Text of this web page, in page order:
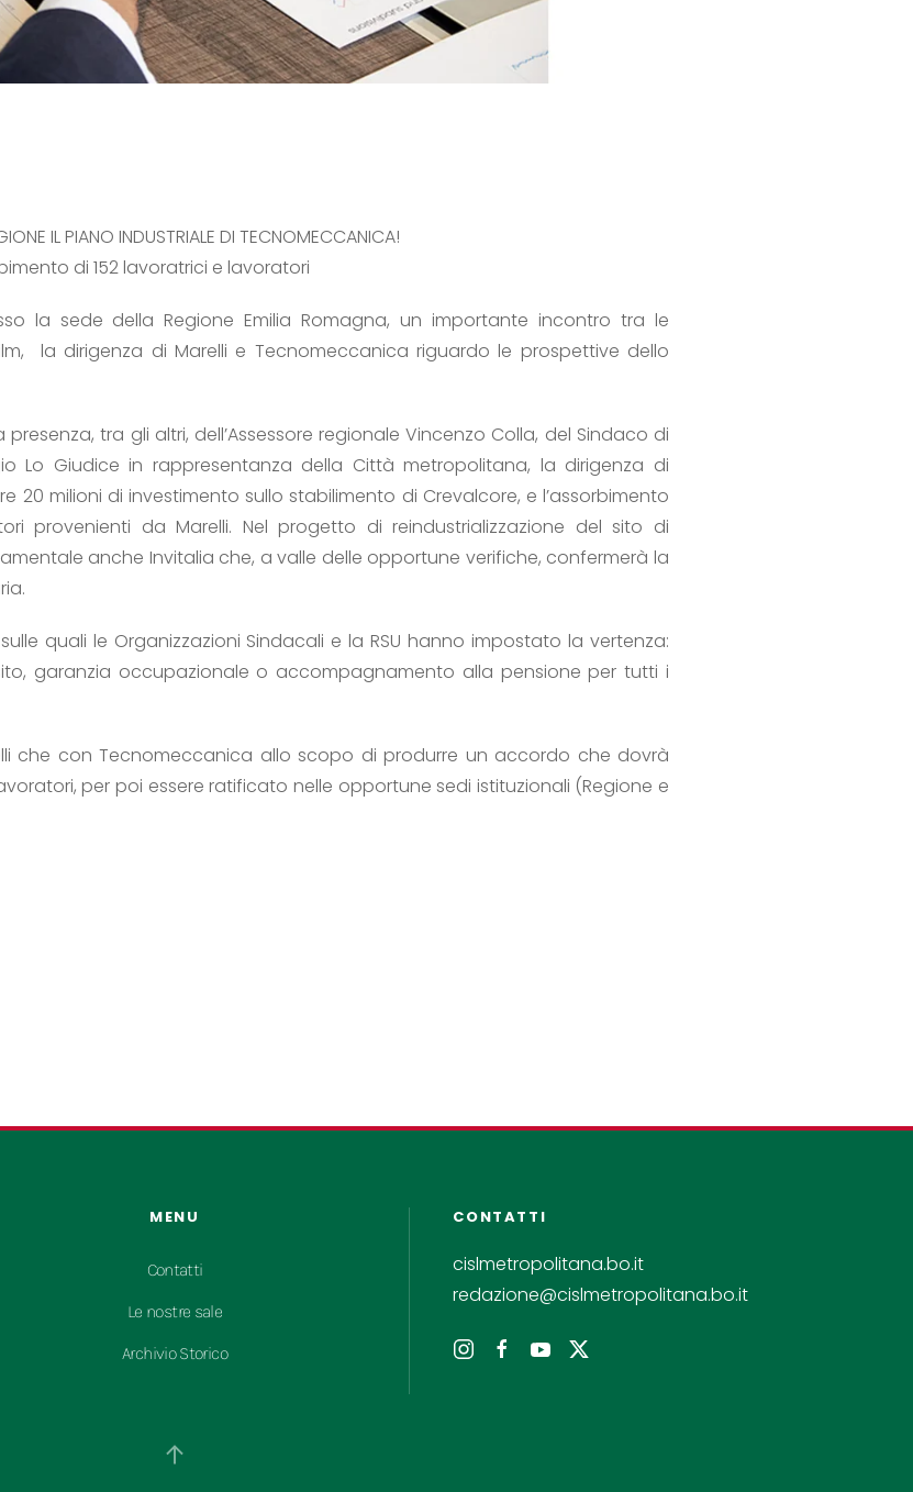
IL PIANO INDUSTRIALE DI TECNOMECCANICA!
di 152 lavoratrici e lavoratori
la sede della Regione Emilia Romagna, un importante incontro tra le
la dirigenza di Marelli e Tecnomeccanica riguardo le prospettive dello
tra gli altri, dell’Assessore regionale Vincenzo Colla, del Sindaco di
Lo Giudice in rappresentanza della Città metropolitana, la dirigenza di
milioni di investimento sullo stabilimento di Crevalcore, e l’assorbimento
provenienti da Marelli. Nel progetto di reindustrializzazione del sito di
anche Invitalia che, a valle delle opportune verifiche, confermerà la
quali le Organizzazioni Sindacali e la RSU hanno impostato la vertenza:
garanzia occupazionale o accompagnamento alla pensione per tutti i
che con Tecnomeccanica allo scopo di produrre un accordo che dovrà
per poi essere ratificato nelle opportune sedi istituzionali (Regione e
MENU
Contatti
Le nostre sale
Archivio Storico
CONTATTI
cislmetropolitana.bo.it
redazione@cislmetropolitana.bo.it